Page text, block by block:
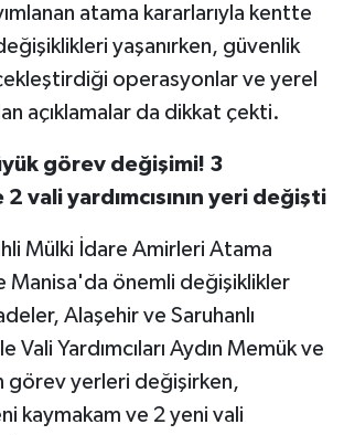
atama kararlarıyla kentte
yaşanırken, güvenlik
operasyonlar ve yerel
açıklamalar da dikkat çekti.
görev değişimi! 3
2 vali yardımcısının yeri değişti
Mülki İdare Amirleri Atama
Manisa'da önemli değişiklikler
Alaşehir ve Saruhanlı
Vali Yardımcıları Aydın Memük ve
görev yerleri değişirken,
kaymakam ve 2 yeni vali